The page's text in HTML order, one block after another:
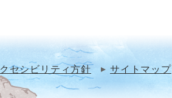
セシビリティ方針 サイトマップ